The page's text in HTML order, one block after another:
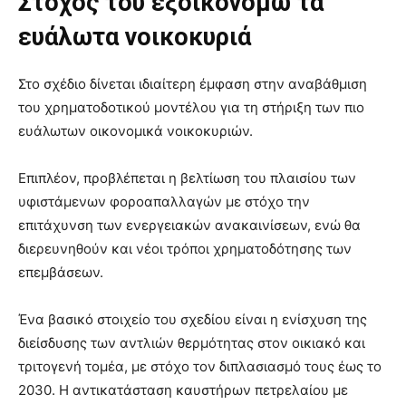
ευάλωτα νοικοκυριά
Στο σχέδιο δίνεται ιδιαίτερη έμφαση στην αναβάθμιση
του χρηματοδοτικού μοντέλου για τη στήριξη των πιο
ευάλωτων οικονομικά νοικοκυριών.
Επιπλέον, προβλέπεται η βελτίωση του πλαισίου των
υφιστάμενων φοροαπαλλαγών με στόχο την
επιτάχυνση των ενεργειακών ανακαινίσεων, ενώ θα
διερευνηθούν και νέοι τρόποι χρηματοδότησης των
επεμβάσεων.
Ένα βασικό στοιχείο του σχεδίου είναι η ενίσχυση της
διείσδυσης των αντλιών θερμότητας στον οικιακό και
τριτογενή τομέα, με στόχο τον διπλασιασμό τους έως το
2030. Η αντικατάσταση καυστήρων πετρελαίου με